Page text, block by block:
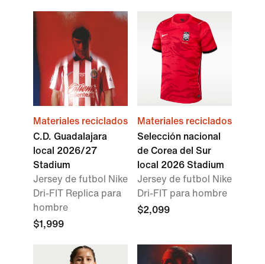
Materiales reciclados
C.D. Guadalajara
local 2026/27
Stadium
Jersey de futbol Nike
Dri-FIT Replica para
hombre
$1,999
Materiales reciclados
Selección nacional
de Corea del Sur
local 2026 Stadium
Jersey de futbol Nike
Dri-FIT para hombre
$2,099